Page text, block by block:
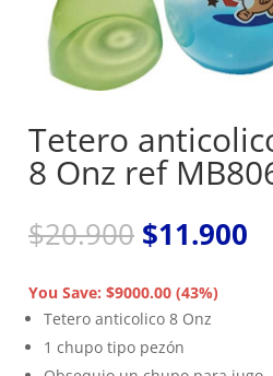
Tetero
8 Onz ref
$20.900 El
precio
original
era:
$20.900.
$11.900
You Save: $9000.00 (43%)
Tetero anticolico 8 Onz
1 chupo tipo pezón